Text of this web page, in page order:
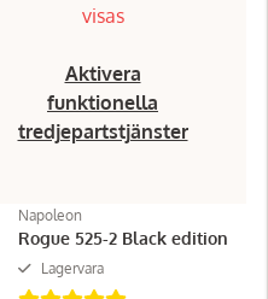
visas
Aktivera
funktionella
tredjepartstjänster
Napoleon
Rogue 525-2 Black edition
Lagervara